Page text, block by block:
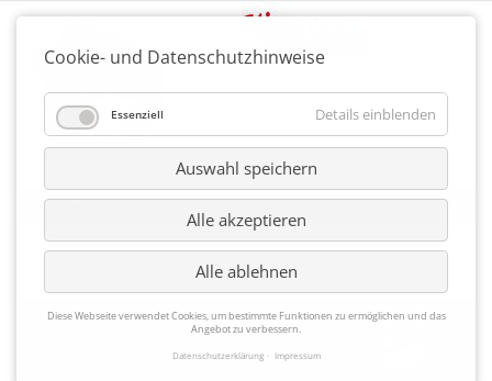
Cookie- und Datenschutzhinweise
Essenziell Details einblenden
Auswahl speichern
Alle akzeptieren
Alle ablehnen
Diese Webseite verwendet Cookies, um bestimmte Funktionen zu ermöglichen und das
Angebot zu verbessern.
Datenschutzerklärung Impressum